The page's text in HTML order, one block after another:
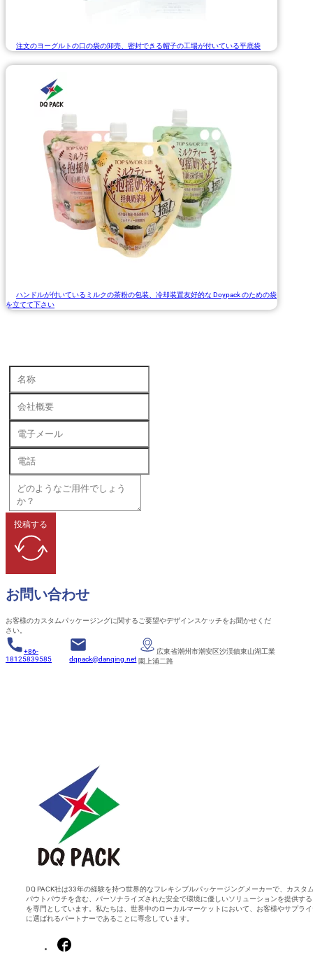
注文のヨーグルトの口の袋の卸売、密封できる帽子の工場が付いている平底袋
ハンドルが付いているミルクの茶粉の包装、冷却装置友好的な Doypack のための袋
を立てて下さい
投稿する
お問い合わせ
お客様のカスタムパッケージングに関するご要望やデザインスケッチをお聞かせくだ
さい。
+86-
18125839585
dqpack@danqing.net
広東省潮州市潮安区沙渓鎮東山湖工業
園上浦二路
DQ PACK社は33年の経験を持つ世界的なフレキシブルパッケージングメーカーで、カスタ
パウトパウチを含む、パーソナライズされた安全で環境に優しいソリューションを提供す
を専門としています。私たちは、世界中のローカルマーケットにおいて、お客様やサプラ
に選ばれるパートナーであることに専念しています。